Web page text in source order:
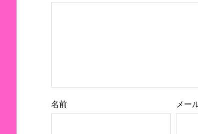
名前 メー